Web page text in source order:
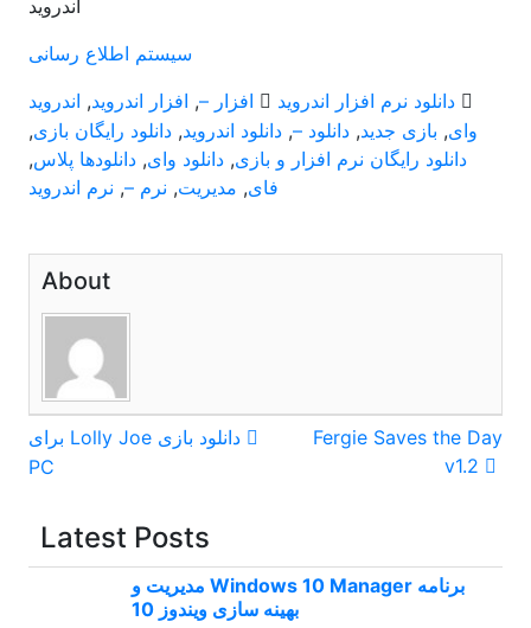
اندروید
سیستم اطلاع رسانی
دانلود نرم افزار اندروید
افزار –, افزار اندروید, اندروید
وای, بازی جدید,دانلود –,دانلود اندروید,دانلود رایگان بازی,
دانلود رایگان نرم افزار و بازی,دانلود وای,دانلودها پلاس,
فای, مدیریت, نرم –, نرم اندروید
About
راهبری
نوشته
دانلود بازی Lolly Joe برای
PC
Fergie Saves the Day
v1.2
Latest Posts
برنامه Windows 10 Manager مدیریت و
بهینه سازی ویندوز 10